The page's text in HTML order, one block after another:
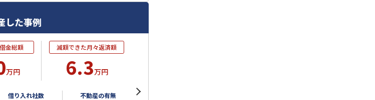
した事例
金総額
万円
減額できた月々返済額
6.3万円
借り入れ社数 不動産の有無